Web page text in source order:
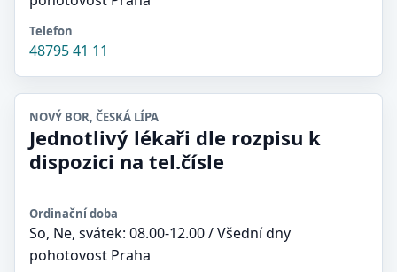
Telefon
48795 41 11
NOVÝ BOR, ČESKÁ LÍPA
Jednotlivý lékaři dle rozpisu k
dispozici na tel.čísle
Ordinační doba
So, Ne, svátek: 08.00-12.00 / Všední dny
pohotovost Praha